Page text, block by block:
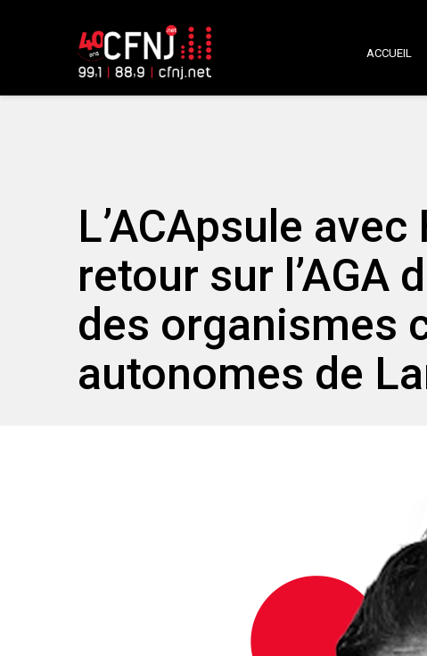
ACCUEIL
L’ACApsule
retour sur l’AGA
des organismes
autonomes de